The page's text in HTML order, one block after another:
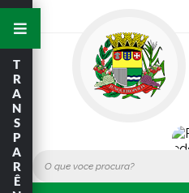
T
R
A
N
S
P
A
R
Ê